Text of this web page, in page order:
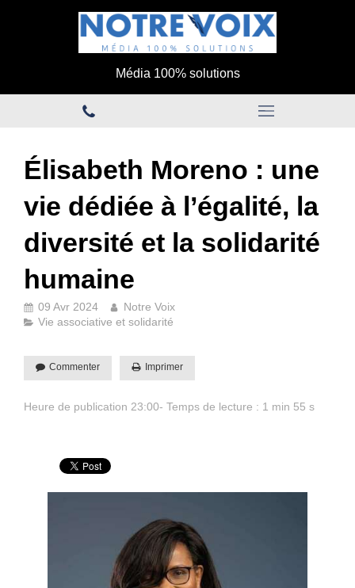
Média 100% solutions
Élisabeth Moreno : une
vie dédiée à l’égalité, la
diversité et la solidarité
humaine
09 Avr 2024
Notre Voix
Vie associative et solidarité
Commenter Imprimer
Heure de publication 23:00- Temps de lecture : 1 min 55 s